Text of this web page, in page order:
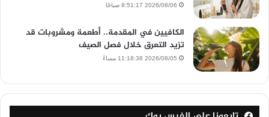
2026/08/06 8:51:17 صباحًا
الكافيين في المقدمة.. أطعمة ومشروبات قد
تزيد التعرق خلال فصل الصيف
2026/08/05 11:18:38 مساءً